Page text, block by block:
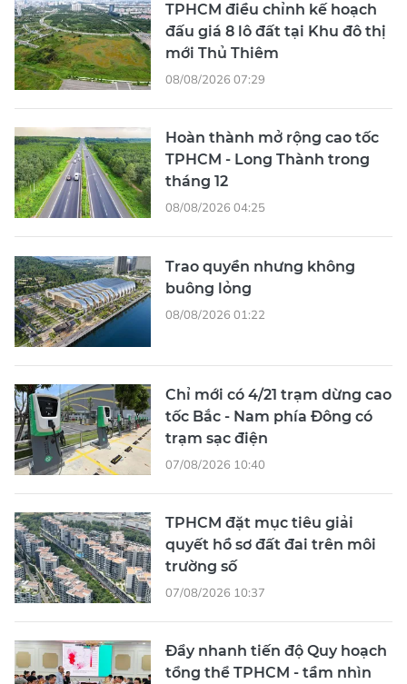
TPHCM điều chỉnh kế hoạch
đấu giá 8 lô đất tại Khu đô thị
mới Thủ Thiêm
08/08/2026 07:29
Hoàn thành mở rộng cao tốc
TPHCM - Long Thành trong
tháng 12
08/08/2026 04:25
Trao quyền nhưng không
buông lỏng
08/08/2026 01:22
Chỉ mới có 4/21 trạm dừng cao
tốc Bắc - Nam phía Đông có
trạm sạc điện
07/08/2026 10:40
TPHCM đặt mục tiêu giải
quyết hồ sơ đất đai trên môi
trường số
07/08/2026 10:37
Đẩy nhanh tiến độ Quy hoạch
tổng thể TPHCM - tầm nhìn